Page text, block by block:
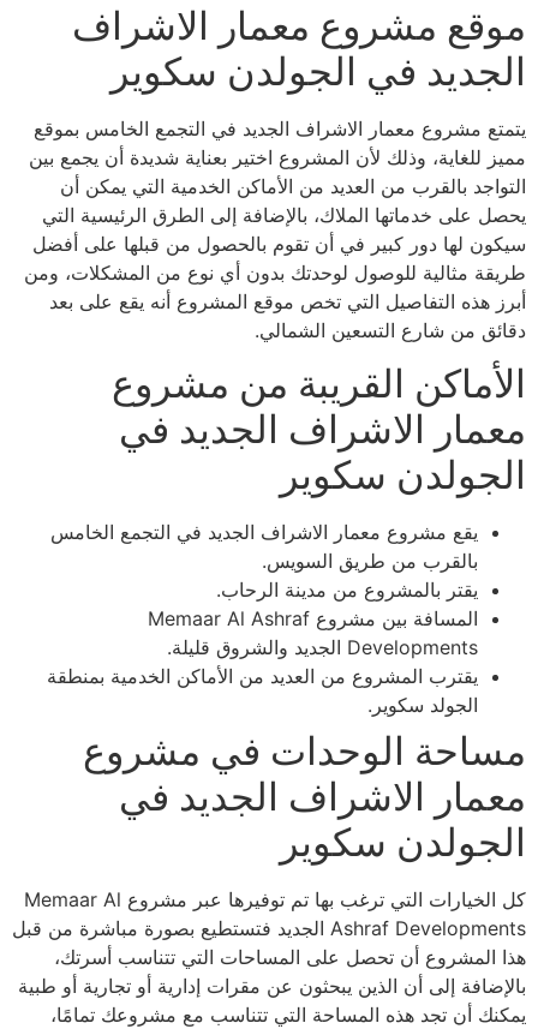
موقع مشروع معمار الاشراف
الجديد في الجولدن سكوير
يتمتع مشروع معمار الاشراف الجديد في التجمع الخامس بموقع
مميز للغاية، وذلك لأن المشروع اختير بعناية شديدة أن يجمع بين
التواجد بالقرب من العديد من الأماكن الخدمية التي يمكن أن
يحصل على خدماتها الملاك، بالإضافة إلى الطرق الرئيسية التي
سيكون لها دور كبير في أن تقوم بالحصول من قبلها على أفضل
طريقة مثالية للوصول لوحدتك بدون أي نوع من المشكلات، ومن
أبرز هذه التفاصيل التي تخص موقع المشروع أنه يقع على بعد
دقائق من شارع التسعين الشمالي.
الأماكن القريبة من مشروع
معمار الاشراف الجديد في
الجولدن سكوير
يقع مشروع معمار الاشراف الجديد في التجمع الخامس
بالقرب من طريق السويس.
يقتر بالمشروع من مدينة الرحاب.
المسافة بين مشروع Memaar Al Ashraf
Developments الجديد والشروق قليلة.
يقترب المشروع من العديد من الأماكن الخدمية بمنطقة
الجولد سكوير.
مساحة الوحدات في مشروع
معمار الاشراف الجديد في
الجولدن سكوير
كل الخيارات التي ترغب بها تم توفيرها عبر مشروع Memaar Al
Ashraf Developments الجديد فتستطيع بصورة مباشرة من قبل
هذا المشروع أن تحصل على المساحات التي تتناسب أسرتك،
بالإضافة إلى أن الذين يبحثون عن مقرات إدارية أو تجارية أو طبية
يمكنك أن تجد هذه المساحة التي تتناسب مع مشروعك تمامًا،